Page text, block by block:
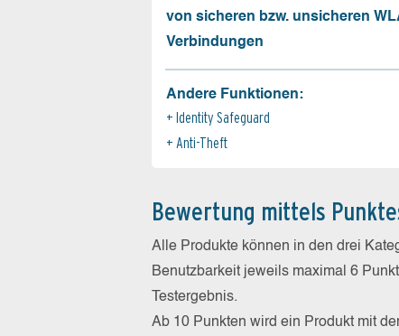
von sicheren bzw. unsicheren
Verbindungen
Andere Funktionen:
Identity Safeguard
Anti-Theft
Bewertung mittels
Alle Produkte können in den drei
Benutzbarkeit jeweils maximal 6
Testergebnis.
Ab 10 Punkten wird ein Produkt mit